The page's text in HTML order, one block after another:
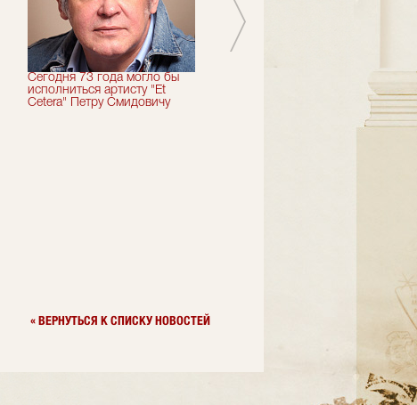
Сегодня 73 года могло бы
исполниться артисту "Et
Cetera" Петру Смидовичу
отмечает актер "Et Cetera" -
« ВЕРНУТЬСЯ К СПИСКУ НОВОСТЕЙ